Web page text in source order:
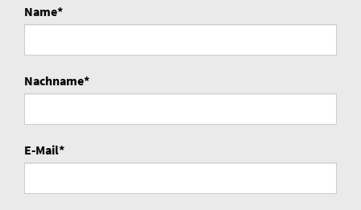
Name*
Nachname*
E-Mail*